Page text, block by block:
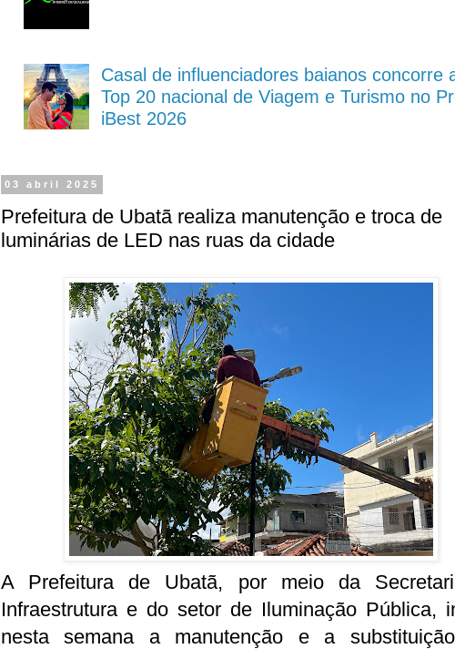
Casal de influenciadores baianos concorre
Top 20 nacional de Viagem e Turismo no
iBest 2026
03 abril 2025
Prefeitura de Ubatã realiza manutenção e troca de
luminárias de LED nas ruas da cidade
A Prefeitura de Ubatã, por meio da
Infraestrutura e do setor de Iluminação Pública,
nesta semana a manutenção e a